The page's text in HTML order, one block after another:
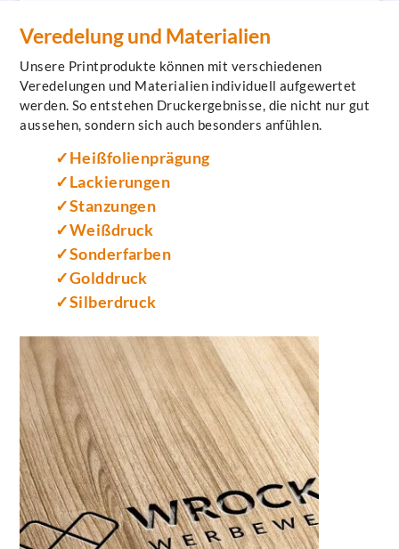
Veredelung und Materialien
Unsere Printprodukte können mit verschiedenen
Veredelungen und Materialien individuell aufgewertet
werden. So entstehen Druckergebnisse, die nicht nur gut
aussehen, sondern sich auch besonders anfühlen.
Heißfolienprägung
Lackierungen
Stanzungen
Weißdruck
Sonderfarben
Golddruck
Silberdruck